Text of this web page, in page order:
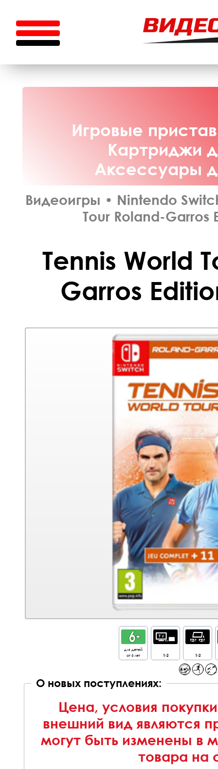
Игровые
Картриджи
Аксессуары
Видеоигры • Nintendo
Tour Roland-Garros
Tennis World
Garros
для детей
от 6 лет
1-2 1-2
О новых поступлениях:
Цена, условия
внешний вид являются
могут быть изменены в
товара на